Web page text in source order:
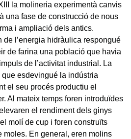
la molineria experimentà canvis
una fase de construcció de nous
i ampliació dels antics.
de l’energia hidràulica respongué
de farina una població que havia
de l’activitat industrial. La
esdevingué la indústria
el seu procés productiu el
Al mateix temps foren introduïdes
el rendiment dels ginys
molí de cup i foren construïts
moles. En general, eren molins